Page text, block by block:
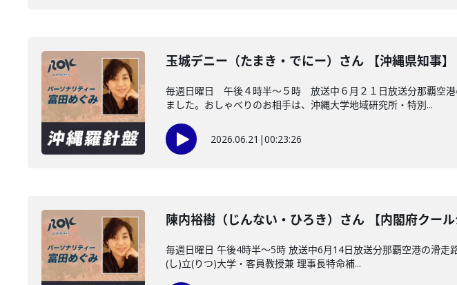
玉城デニー（たまき・でにー）さん 【沖縄県知事】
毎週日曜日 午後４時半～５時 放送中６月２１日放送分那覇空港
ました。おしゃべりのお相手は、沖縄大学地域研究所・特別...
2026.06.21 |00:23:26
陳内裕樹（じんない・ひろき）さん 【内閣府クー
毎週日曜日 午後4時半～5時 放送中6月14日放送分那覇空港の滑
(し)立(りつ)大学・客員教授兼 理事長特命補...